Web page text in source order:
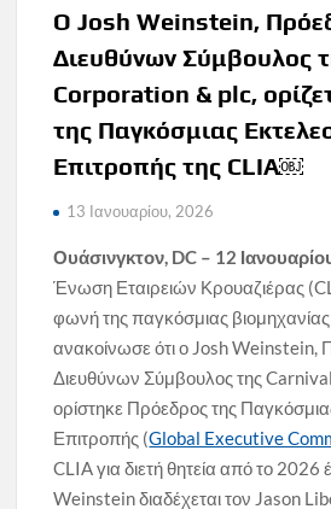
Ο Josh Weinstein,
Διευθύνων Σύμβουλος
Corporation & plc,
της Παγκόσμιας
Επιτροπής της CLIA￼
13 Ιανουαρίου, 2026
Ουάσινγκτον, DC – 12
Ένωση Εταιρειών Κρουαζιέρας
φωνή της παγκόσμιας
ανακοίνωσε ότι ο Josh Weinstein,
Διευθύνων Σύμβουλος της
ορίστηκε Πρόεδρος της
Επιτροπής (Global Executive
CLIA για διετή θητεία από το
Weinstein διαδέχεται τον Jason